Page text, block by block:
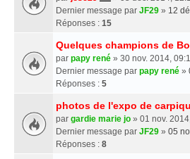
Dernier message par JF29 » 12
Réponses : 15
Quelques champions de
par papy rené » 30 nov. 2014,
Dernier message par papy rené »
Réponses : 5
photos de l'expo de
par gardie marie jo » 01 nov.
Dernier message par JF29 » 05
Réponses : 8